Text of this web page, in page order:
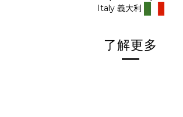
Italy 義大利
了解更多